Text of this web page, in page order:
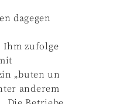
dagegen
Ihm zufolge
„buten un
anderem